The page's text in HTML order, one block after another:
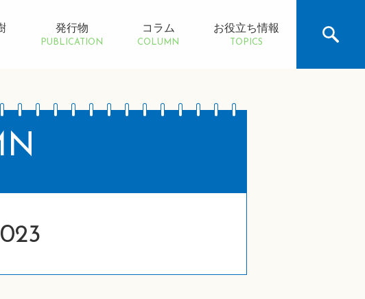
発行物
PUBLICATION
コラム
COLUMN
お役立ち情報
TOPICS